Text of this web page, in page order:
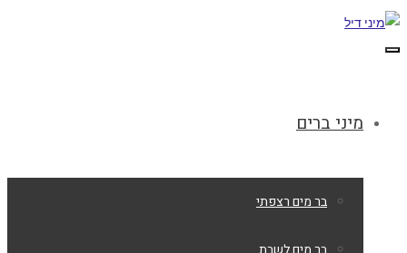
תפריט
מיני ברים
בר מים רצפתי